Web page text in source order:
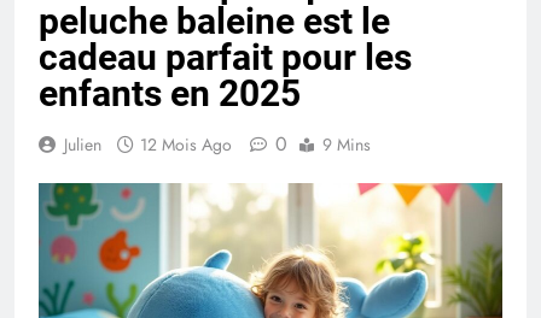
peluche baleine est le
cadeau parfait pour les
enfants en 2025
Julien 12 Mois Ago 0 9 Mins